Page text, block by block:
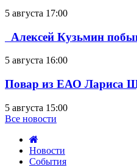
5 августа 17:00
Алексей Кузьмин
5 августа 16:00
Повар из ЕАО Лариса
5 августа 15:00
Все новости
Новости
События